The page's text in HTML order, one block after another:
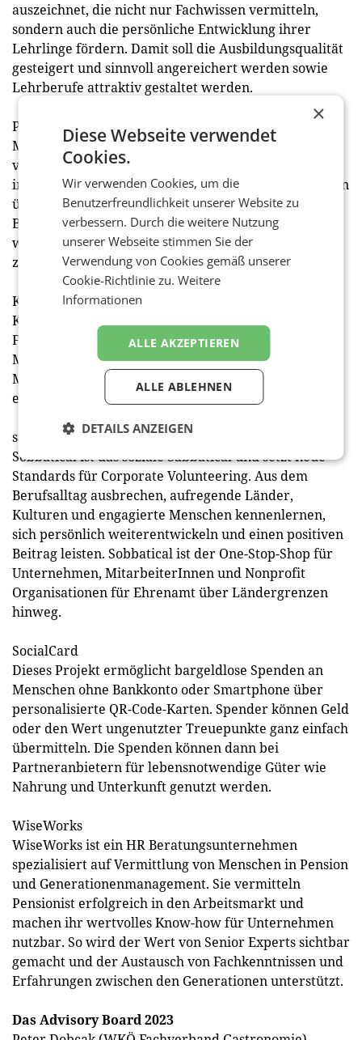
auszeichnet, die nicht nur Fachwissen vermitteln,
sondern auch die persönliche Entwicklung ihrer
Lehrlinge fördern. Damit soll die Ausbildungsqualität
gesteigert und sinnvoll angereichert werden sowie
Lehrberufe attraktiv gestaltet werden.
Pitanamondo
Mit dem Projekt Pitanamondo sollen die Abenteuer
von Gwendolyn Glühwürmchen in Gebärdensprache,
in einfache Sprache und in blindengerechte Versionen
übersetzt werden und sämtliche Ausgaben dieser
Bücher auf einer Website zugänglich gemacht
werden. Mit besonderen Anreizen sollen sich
zukünftig noch weitere Autor am Projekt beteiligen.
Kärnten Ride.Share
Kärnten Ride.Share verbindet Menschen, fördert
Fahrgemeinschaften und stärkt das soziale
Miteinander. Die nachhaltige Lösung verbessert die
Mobilität, reduziert den CO2-Fußabdruck und setzt
ein Zeichen für den Umweltschutz.
sobbatical
Sobbatical ist das soziale Sabbatical und setzt neue
Standards für Corporate Volunteering. Aus dem
Berufsalltag ausbrechen, aufregende Länder,
Kulturen und engagierte Menschen kennenlernen,
sich persönlich weiterentwickeln und einen positiven
Beitrag leisten. Sobbatical ist der One-Stop-Shop für
Unternehmen, MitarbeiterInnen und Nonprofit
Organisationen für Ehrenamt über Ländergrenzen
hinweg.
SocialCard
Dieses Projekt ermöglicht bargeldlose Spenden an
Menschen ohne Bankkonto oder Smartphone über
personalisierte QR-Code-Karten. Spender können Geld
oder den Wert ungenutzter Treuepunkte ganz einfach
übermitteln. Die Spenden können dann bei
Partneranbietern für lebensnotwendige Güter wie
Nahrung und Unterkunft genutzt werden.
WiseWorks
WiseWorks ist ein HR Beratungsunternehmen
spezialisiert auf Vermittlung von Menschen in Pension
und Generationenmanagement. Sie vermitteln
Pensionist erfolgreich in den Arbeitsmarkt und
machen ihr wertvolles Know-how für Unternehmen
nutzbar. So wird der Wert von Senior Experts sichtbar
gemacht und der Austausch von Fachkenntnissen und
Erfahrungen zwischen den Generationen unterstützt.
Das Advisory Board 2023
×
Diese Webseite verwendet
Cookies.
Wir verwenden Cookies, um die
Benutzerfreundlichkeit unserer Website zu
verbessern. Durch die weitere Nutzung
unserer Webseite stimmen Sie der
Verwendung von Cookies gemäß unserer
Cookie-Richtlinie zu.Weitere
Informationen
ALLE AKZEPTIEREN
ALLE ABLEHNEN
DETAILS ANZEIGEN